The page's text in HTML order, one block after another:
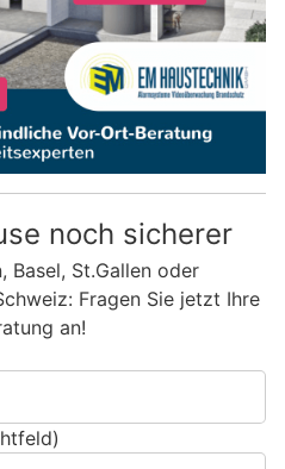
noch sicherer
Basel, St.Gallen oder
Fragen Sie jetzt Ihre
an!